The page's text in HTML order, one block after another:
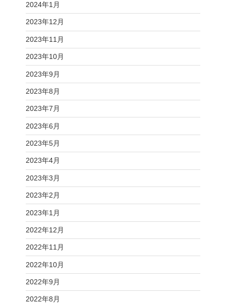
2024年1月
2023年12月
2023年11月
2023年10月
2023年9月
2023年8月
2023年7月
2023年6月
2023年5月
2023年4月
2023年3月
2023年2月
2023年1月
2022年12月
2022年11月
2022年10月
2022年9月
2022年8月